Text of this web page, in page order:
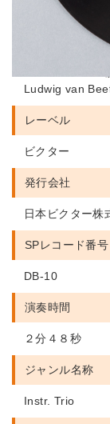
人名・団体名
Alfred Cortot
Jacques
Ludwig van
レーベル
ビクター
発行会社
日本ビクター株
SPレコード番号
DB-10
演奏時間
２分４８秒
ジャンル名称
Instr. Trio